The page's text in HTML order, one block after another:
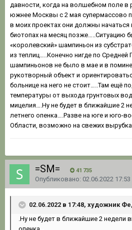
давности, когда на волшебном поле
южнее Москвы с 2 мая супермассово
в моих проектах они должны начаться
биотопах на месяц позже…..Ситуацию
«королевский» шампиньон из
из теплиц…..Конечно нигде по Средней
шампиньонов не было в мае и в
рукотворный объект и
больнице на него не стоит…..Там ещё
температуры от выхода грунтовых
мицелия….Ну не будет в ближайшие 2
летнего опенка….Разве на юге и юго-
Области, возможно на свежих
=SM= 41 735
Опубликовано: 02.06.2022 17:53
02.06.2022 в 17:48, художник
.Ну не будет в ближайшие 2 недели